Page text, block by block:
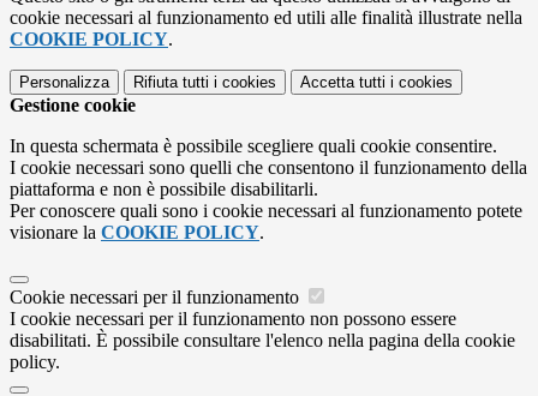
cookie necessari al funzionamento ed utili alle finalità illustrate nella
COOKIE POLICY.
Personalizza Rifiuta tutti i cookies Accetta tutti i cookies
Gestione cookie
In questa schermata è possibile scegliere quali cookie consentire.
I cookie necessari sono quelli che consentono il funzionamento della
piattaforma e non è possibile disabilitarli.
Per conoscere quali sono i cookie necessari al funzionamento potete
visionare la COOKIE POLICY.
Cookie necessari per il funzionamento
I cookie necessari per il funzionamento non possono essere
disabilitati. È possibile consultare l'elenco nella pagina della cookie
policy.